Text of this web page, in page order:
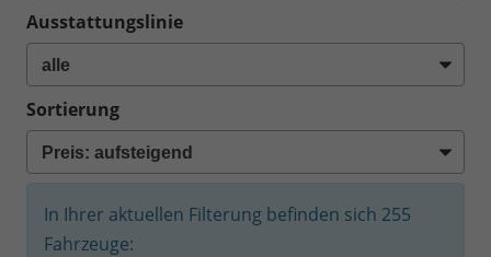
Ausstattungslinie
Sortierung
In Ihrer aktuellen Filterung befinden sich 255
Fahrzeuge: